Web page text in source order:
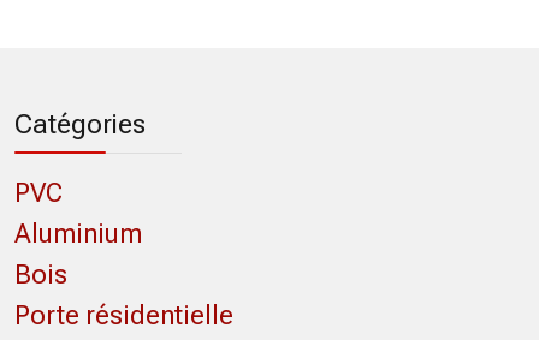
Catégories
PVC
Aluminium
Bois
Porte résidentielle